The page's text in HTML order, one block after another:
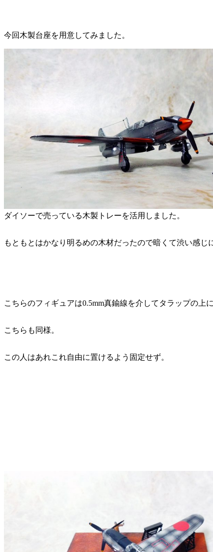
今回木製台座を用意してみました。
ダイソーで売っている木製トレーを活用しました。
もともとはかなり明るめの木材だったので暗くて渋い感じ
こちらのフィギュアは0.5mm真鍮線を介してタラップの上
こちらも同様。
この人はあれこれ自由に置けるよう固定せず。